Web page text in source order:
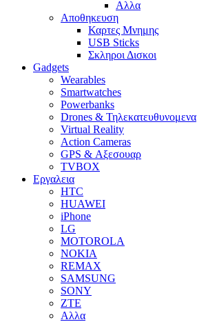
Αλλα
Αποθηκευση
Καρτες Μνημης
USB Sticks
Σκληροι Δισκοι
Gadgets
Wearables
Smartwatches
Powerbanks
Drones & Τηλεκατευθυνομενα
Virtual Reality
Action Cameras
GPS & Αξεσουαρ
TVBOX
Εργαλεια
HTC
HUAWEI
iPhone
LG
MOTOROLA
NOKIA
REMAX
SAMSUNG
SONY
ZTE
Αλλα